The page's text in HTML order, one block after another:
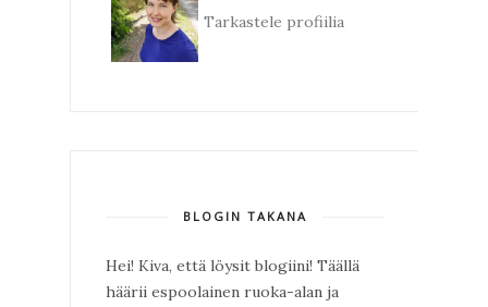
Tarkastele profiilia
BLOGIN TAKANA
Hei! Kiva, että löysit blogiini! Täällä
häärii espoolainen ruoka-alan ja